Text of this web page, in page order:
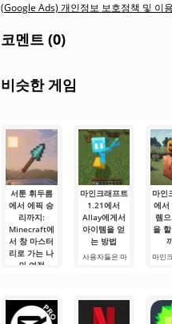
(Google Ads) 개인정보 보호정책 및 이
코멘트 (0)
비슷한 게임
서툰 휘두름
에서 에픽 승
리까지:
Minecraft에
서 창 마스터
리로 가는 나
의 여정
가 여러분! 오늘
저는 상상의 흰
마인크래프트
1.21에서
Allay에게서
아이템을 얻
는 방법
사용자들은 마
하는 데 도움을
주며, 그와 친구
마인
에서
렘
을
마인
크래
에서